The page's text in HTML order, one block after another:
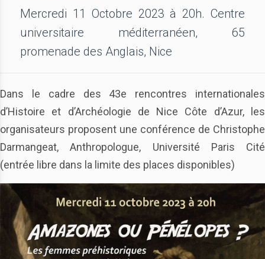
Mercredi 11 Octobre 2023 à 20h. Centre
universitaire méditerranéen, 65
promenade des Anglais, Nice
Dans le cadre des 43e rencontres internationales
d’Histoire et d’Archéologie de Nice Côte d’Azur, les
organisateurs proposent une conférence de Christophe
Darmangeat, Anthropologue, Université Paris Cité
(entrée libre dans la limite des places disponibles)